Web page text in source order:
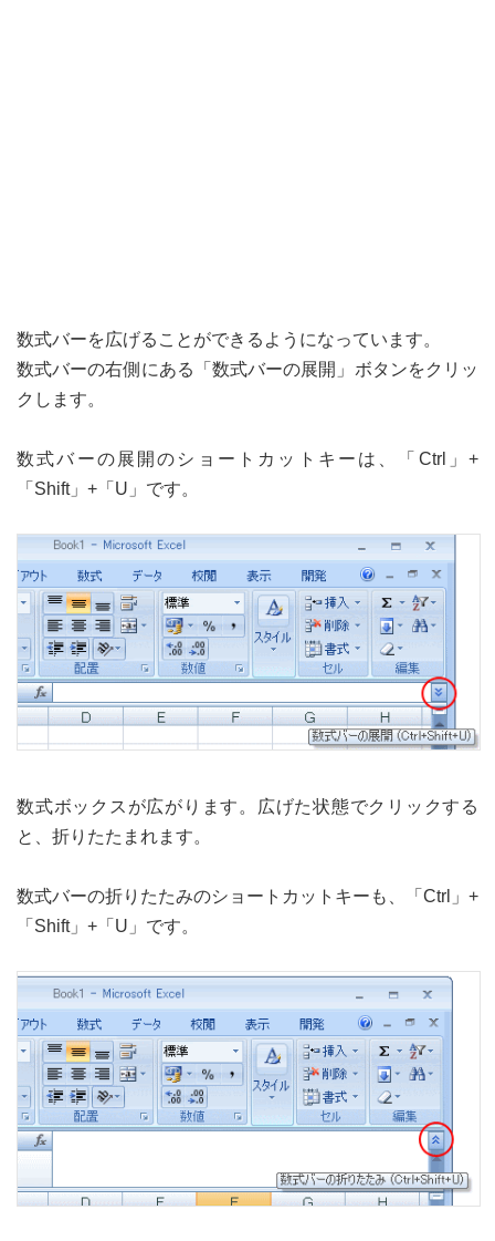
数式バーを広げることができるようになっています。
数式バーの右側にある「数式バーの展開」ボタンをクリッ
クします。
数式バーの展開のショートカットキーは、「Ctrl」+
「Shift」+「U」です。
数式ボックスが広がります。広げた状態でクリックする
と、折りたたまれます。
数式バーの折りたたみのショートカットキーも、「Ctrl」+
「Shift」+「U」です。